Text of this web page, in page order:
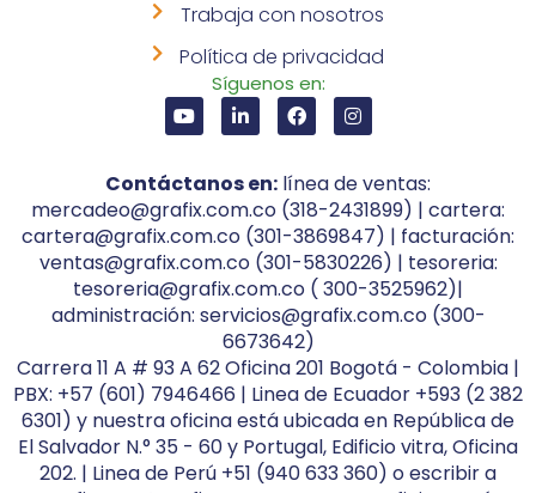
Trabaja con nosotros
Política de privacidad
Síguenos en:
Contáctanos en: línea de ventas:
mercadeo@grafix.com.co (318-2431899) | cartera:
cartera@grafix.com.co (301-3869847) | facturación:
ventas@grafix.com.co (301-5830226) | tesoreria:
tesoreria@grafix.com.co ( 300-3525962)|
administración: servicios@grafix.com.co (300-
6673642)
Carrera 11 A # 93 A 62 Oficina 201 Bogotá - Colombia |
PBX: +57 (601) 7946466 | Linea de Ecuador +593 (2 382
6301) y nuestra oficina está ubicada en República de
El Salvador N.° 35 - 60 y Portugal, Edificio vitra, Oficina
202. | Linea de Perú +51 (940 633 360) o escribir a